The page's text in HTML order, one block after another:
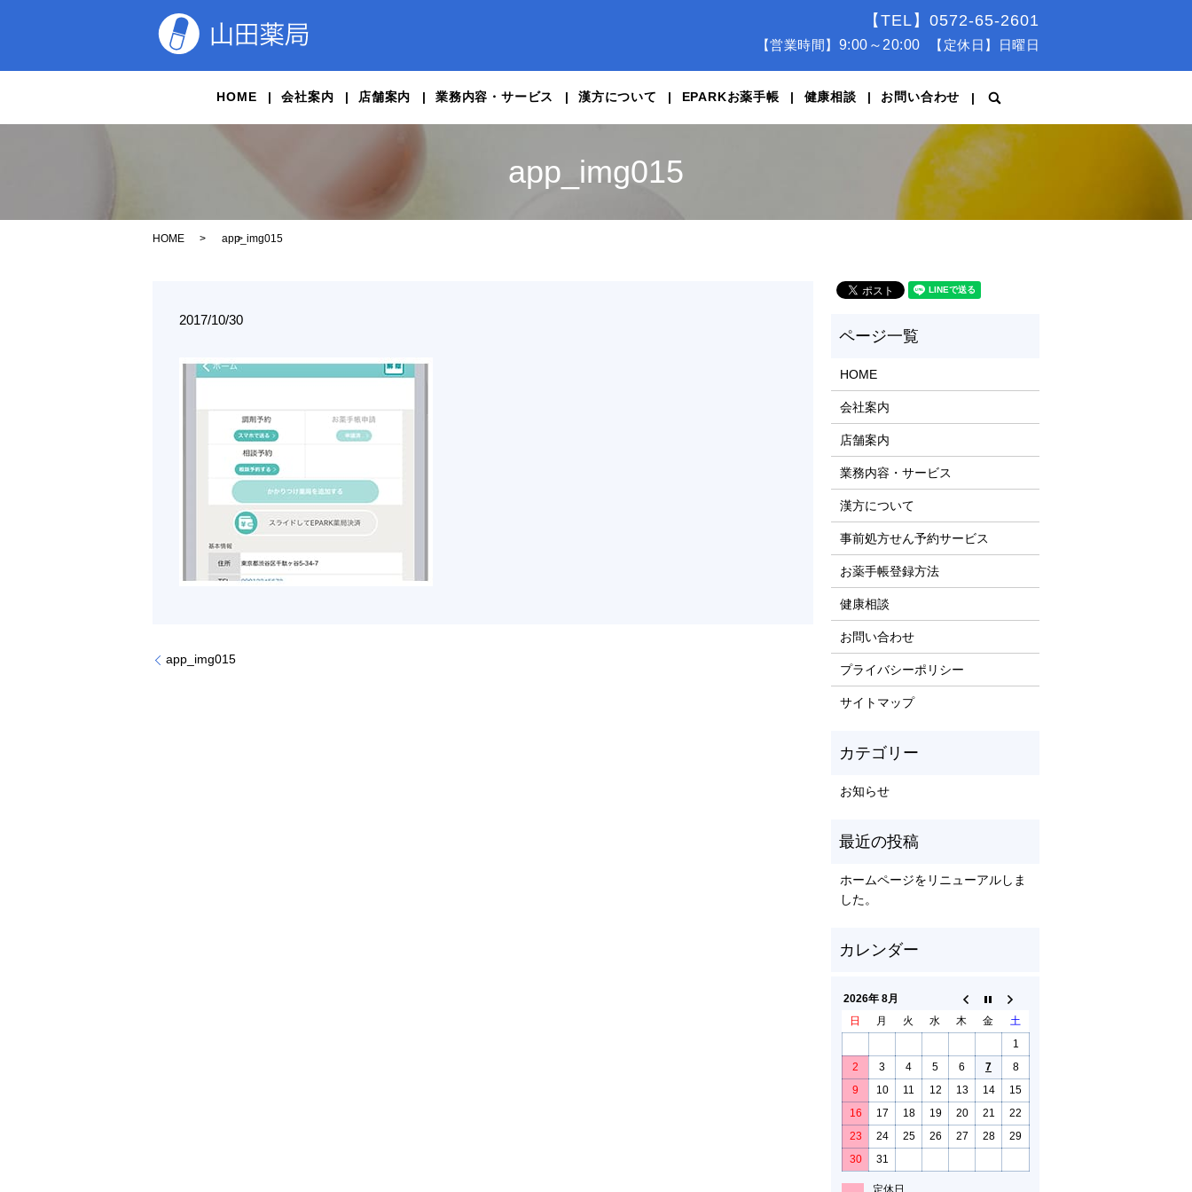
【TEL】0572-65-2601
【営業時間】 9:00～20:00 【定休日】日曜日
HOME 会社案内 店舗案内 業務内容・サービス 漢方について EPARKお薬手帳 健康相談 お問い合わせ
app_img015
HOME app_img015
2017/10/30
app_img015
HOME
会社案内
店舗案内
業務内容・サービス
漢方について
事前処方せん予約サービス
お薬手帳登録方法
健康相談
お問い合わせ
プライバシーポリシー
サイトマップ
お知らせ
ホームページをリニューアルしま
した。
2026年 8月
日
月 火 水 木 金
土
1
2
3 4 5 6 7
8
9
10 11 12 13 14
15
16
17 18 19 20 21
22
23
24 25 26 27 28
29
30
31
定休日